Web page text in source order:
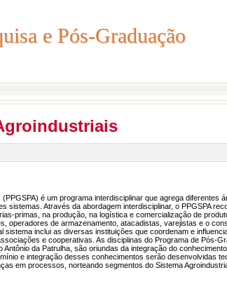
e Pós-Graduação
e Pós-Graduação
é um programa interdisciplinar que agrega diferentes
Através da abordagem interdisciplinar, o PPGSPA
primas, na produção, na logística e comercialização de
operadores de armazenamento, atacadistas, varejistas e o
inclui as diversas instituições que coordenam e
e cooperativas. As disciplinas do Programa de Pós-
da Patrulha, são oriundas da integração do
e integração desses conhecimentos serão desenvolvidas
em processos, norteando segmentos do Sistema